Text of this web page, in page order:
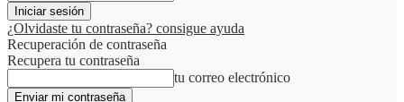
¿Olvidaste tu contraseña? consigue ayuda
Recuperación de contraseña
Recupera tu contraseña
tu correo electrónico